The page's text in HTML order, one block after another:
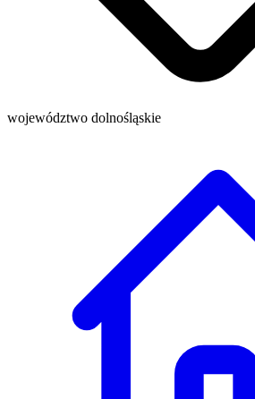
województwo dolnośląskie